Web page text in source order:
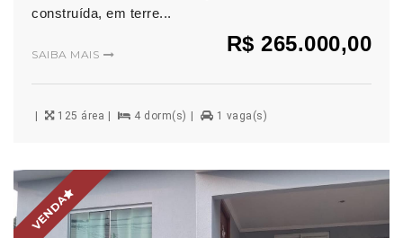
construída, em terre...
R$ 265.000,00
SAIBA MAIS
125 área 4 dorm(s) 1 vaga(s)
VENDA